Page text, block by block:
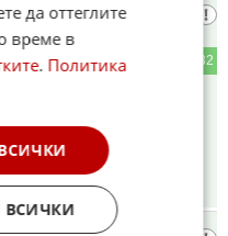
32
нас се активираха
да оттеглите
време в
. Политика
ВСИЧКИ